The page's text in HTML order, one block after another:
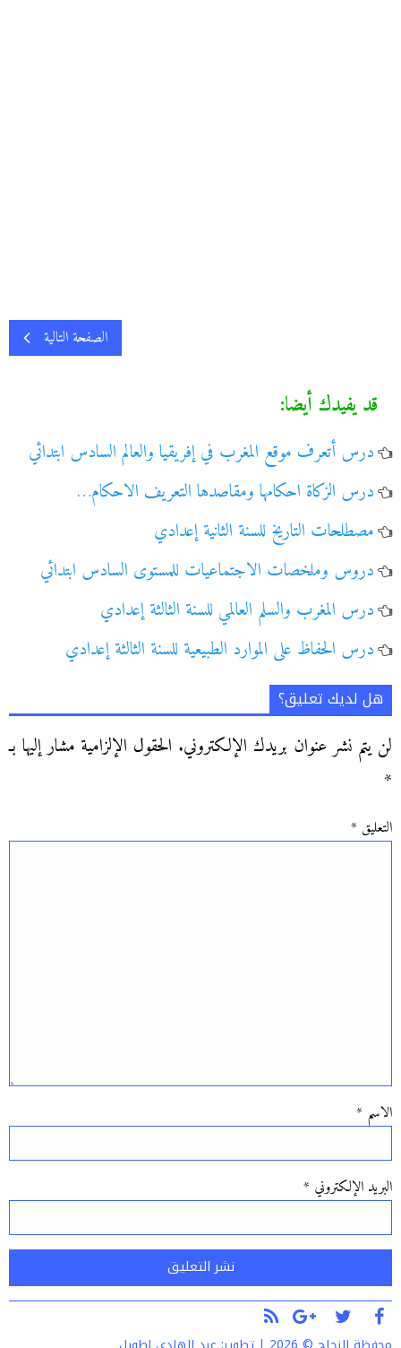
الصفحة التالية
قد يفيدك أيضا:
درس أتعرف موقع المغرب في إفريقيا والعالم السادس ابتدائي
درس الزكاة احكامها ومقاصدها التعريف الاحكام…
مصطلحات التاريخ للسنة الثانية إعدادي
دروس وملخصات الاجتماعيات للمستوى السادس ابتدائي
درس المغرب والسلم العالمي للسنة الثالثة إعدادي
درس الحفاظ على الموارد الطبيعية للسنة الثالثة إعدادي
هل لديك تعليق؟
لن يتم نشر عنوان بريدك الإلكتروني. الحقول الإلزامية مشار إليها بـ
*
التعليق *
الاسم *
البريد الإلكتروني *
Alternative: